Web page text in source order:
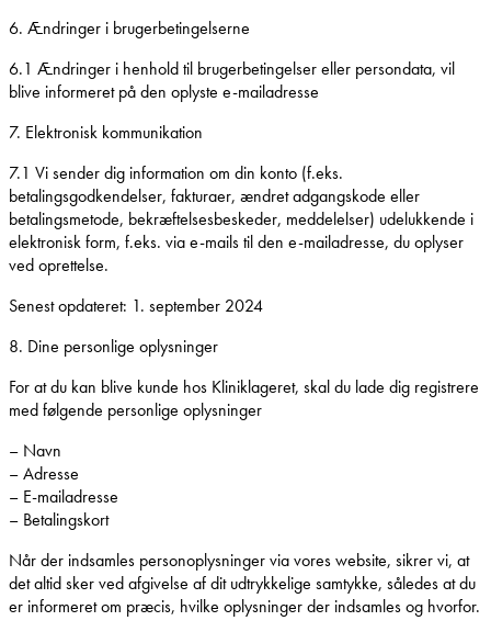
6. Ændringer i brugerbetingelserne
6.1 Ændringer i henhold til brugerbetingelser eller persondata, vil
blive informeret på den oplyste e-mailadresse
7. Elektronisk kommunikation
7.1 Vi sender dig information om din konto (f.eks.
betalingsgodkendelser, fakturaer, ændret adgangskode eller
betalingsmetode, bekræftelsesbeskeder, meddelelser) udelukkende i
elektronisk form, f.eks. via e-mails til den e-mailadresse, du oplyser
ved oprettelse.
Senest opdateret: 1. september 2024
8. Dine personlige oplysninger
For at du kan blive kunde hos Kliniklageret, skal du lade dig registrere
med følgende personlige oplysninger
– Navn
– Adresse
– E-mailadresse
– Betalingskort
Når der indsamles personoplysninger via vores website, sikrer vi, at
det altid sker ved afgivelse af dit udtrykkelige samtykke, således at du
er informeret om præcis, hvilke oplysninger der indsamles og hvorfor.